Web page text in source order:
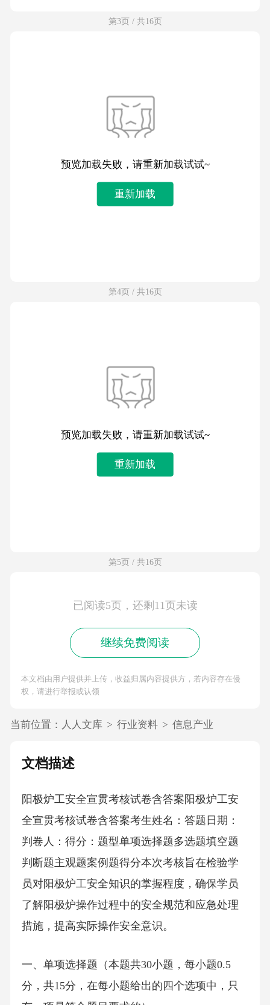
第3页 / 共16页
预览加载失败，请重新加载试试~
重新加载
第4页 / 共16页
预览加载失败，请重新加载试试~
重新加载
第5页 / 共16页
已阅读5页，还剩11页未读
继续免费阅读
本文档由用户提供并上传，收益归属内容提供方，若内容存在侵
权，请进行举报或认领
当前位置： 人人文库 > 行业资料 > 信息产业
文档描述
阳极炉工安全宣贯考核试卷含答案阳极炉工安
全宣贯考核试卷含答案考生姓名：答题日期：
判卷人：得分：题型单项选择题多选题填空题
判断题主观题案例题得分本次考核旨在检验学
员对阳极炉工安全知识的掌握程度，确保学员
了解阳极炉操作过程中的安全规范和应急处理
措施，提高实际操作安全意识。
一、单项选择题（本题共30小题，每小题0.5
分，共15分，在每小题给出的四个选项中，只